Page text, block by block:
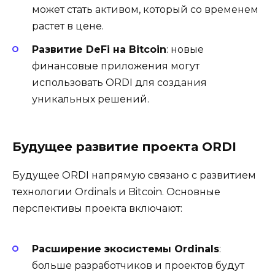
может стать активом, который со временем
растет в цене.
Развитие DeFi на Bitcoin: новые
финансовые приложения могут
использовать ORDI для создания
уникальных решений.
Будущее развитие проекта ORDI
Будущее ORDI напрямую связано с развитием
технологии Ordinals и Bitcoin. Основные
перспективы проекта включают:
Расширение экосистемы Ordinals:
больше разработчиков и проектов будут